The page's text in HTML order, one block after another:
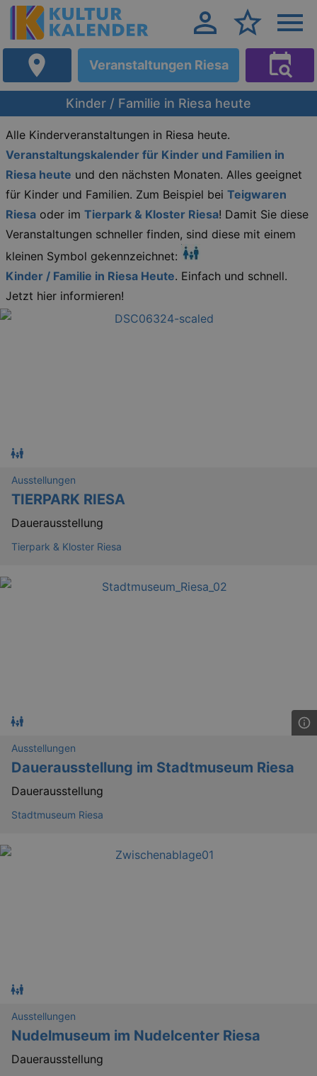
Veranstaltungen Riesa
Kinder / Familie in Riesa heute
Alle Kinderveranstaltungen in Riesa heute.
Veranstaltungskalender für Kinder und Familien in
Riesa heute und den nächsten Monaten. Alles geeignet
für Kinder und Familien. Zum Beispiel bei Teigwaren
Riesa oder im Tierpark & Kloster Riesa! Damit Sie diese
Veranstaltungen schneller finden, sind diese mit einem
kleinen Symbol gekennzeichnet:
Kinder / Familie in Riesa Heute. Einfach und schnell.
Jetzt hier informieren!
Ausstellungen
TIERPARK RIESA
Dauerausstellung
Tierpark & Kloster Riesa
Ausstellungen
Dauerausstellung im Stadtmuseum Riesa
Dauerausstellung
Stadtmuseum Riesa
Ausstellungen
Nudelmuseum im Nudelcenter Riesa
Dauerausstellung